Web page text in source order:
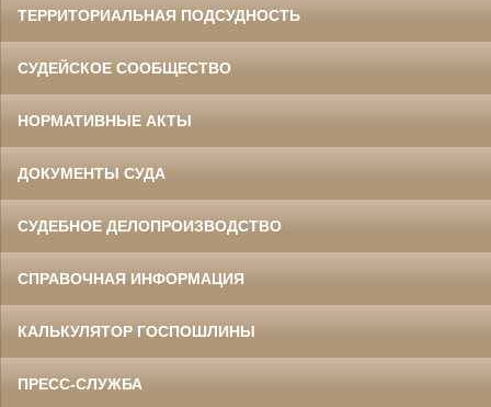
ТЕРРИТОРИАЛЬНАЯ ПОДСУДНОСТЬ
СУДЕЙСКОЕ СООБЩЕСТВО
НОРМАТИВНЫЕ АКТЫ
ДОКУМЕНТЫ СУДА
СУДЕБНОЕ ДЕЛОПРОИЗВОДСТВО
СПРАВОЧНАЯ ИНФОРМАЦИЯ
КАЛЬКУЛЯТОР ГОСПОШЛИНЫ
ПРЕСС-СЛУЖБА